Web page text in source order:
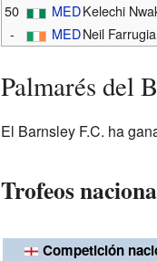
50 MEDKelechi
- MEDNeil Farrugia
Palmarés del
El Barnsley F.C. ha
Trofeos
Competición